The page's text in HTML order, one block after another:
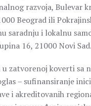
razvoja, Bulevar
Beograd ili
saradnju i lokalnu
16, 21000 Novi Sad.
u zatvorenoj koverti sa
– sufinansiranje
i akreditovanih